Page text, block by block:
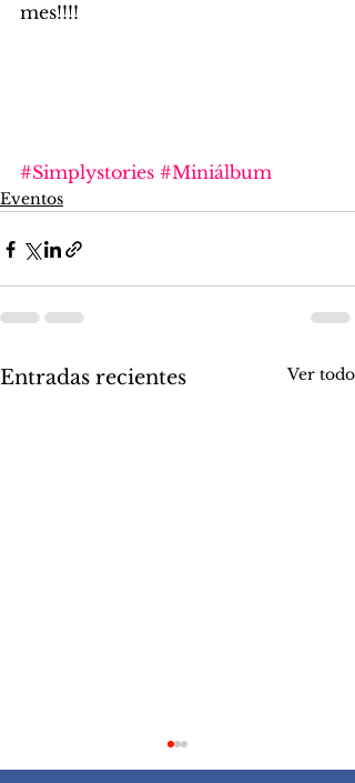
mes!!!!
#Simplystories #Miniálbum
Eventos
Entradas recientes Ver todo